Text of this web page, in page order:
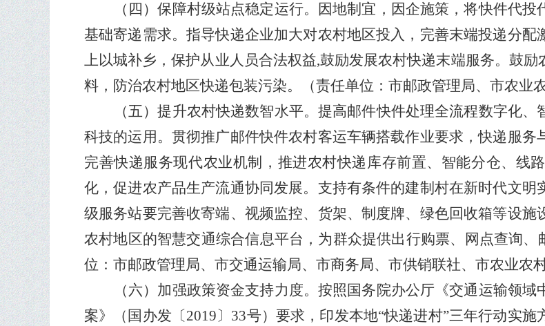
（四）保障村级站点稳定运行。
因地制宜，因企施策，将快件代
基础寄递需求。指导快递企业加大对农村地区投入，完善末端投递分
上以城补乡，保护从业人员合法权益,鼓励发展农村快递末端服务。鼓
料，防治农村地区快递包装污染。
（责任单位：市邮政管理局、市农业
（五）提升农村快递数智水平。 提高邮件快件处理全流程数字化、
科技的运用。贯彻推广邮件快件农村客运车辆搭载作业要求，快递服务
完善快递服务现代农业机制，推进农村快递库存前置、智能分仓、线
化，促进农产品生产流通协同发展。支持有条件的建制村在新时代文
级服务站要完善收寄端、视频监控、货架、制度牌、绿色回收箱等设
农村地区的智慧交通综合信息平台，为群众提供出行购票、网点查询、
位：市邮政管理局、市交通运输局、市商务局、市供销联社、市农业农村
（六）加强政策资金支持力度。 按照国务院办公厅《交通运输领域
案》（国办发〔2019〕 33号）要求，印发本地“快递进村”三年行动实施